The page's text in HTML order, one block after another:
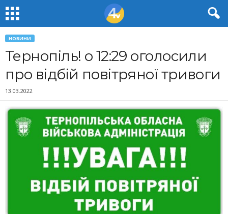
НОВИНИ
Тернопіль! о 12:29 оголосили
про відбій повітряної тривоги
13.03.2022